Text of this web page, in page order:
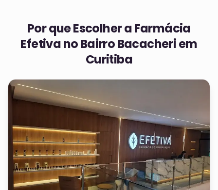
Por que Escolher a Farmácia
Efetiva noBairro Bacacheri em
Curitiba